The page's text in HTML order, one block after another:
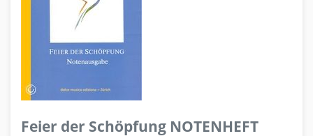
Feier der Schöpfung NOTENHEFT